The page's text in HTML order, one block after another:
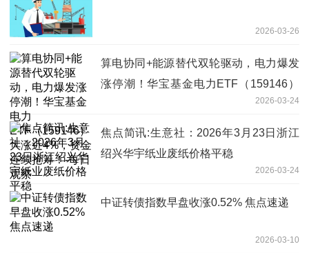
2026-03-26
算电协同+能源替代双轮驱动，电力爆发
涨停潮！华宝基金电力ETF（159146）
大涨近4%，资金连续抢筹！-每日观察
2026-03-24
焦点简讯:生意社：2026年3月23日浙江
绍兴华宇纸业废纸价格平稳
2026-03-24
中证转债指数早盘收涨0.52% 焦点速递
2026-03-10